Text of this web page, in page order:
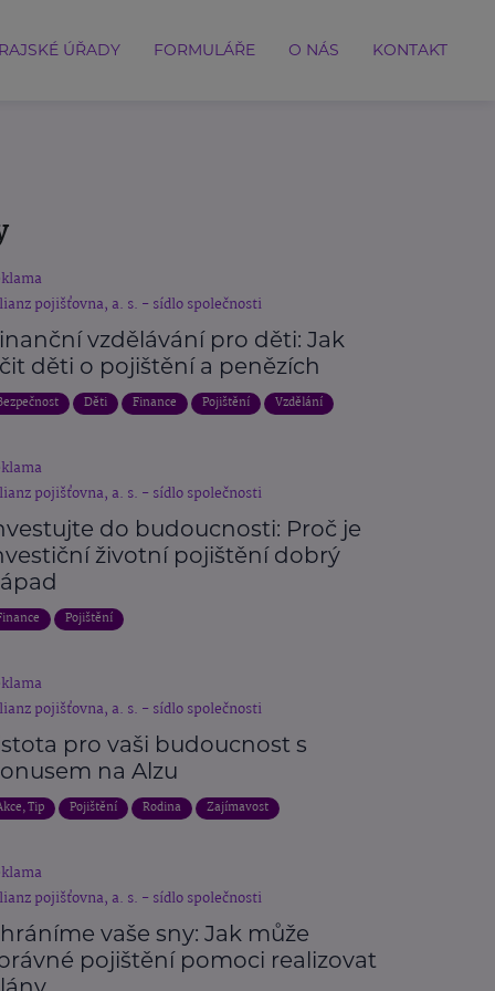
ÚŘADY FORMULÁŘE O NÁS KONTAKT
pojišťovna, a. s. - sídlo společnosti
vzdělávání pro děti: Jak
děti o pojištění a penězích
Děti Finance Pojištění Vzdělání
pojišťovna, a. s. - sídlo společnosti
do budoucnosti: Proč je
životní pojištění dobrý
Pojištění
pojišťovna, a. s. - sídlo společnosti
pro vaši budoucnost s
na Alzu
Tip Pojištění Rodina Zajímavost
pojišťovna, a. s. - sídlo společnosti
vaše sny: Jak může
pojištění pomoci realizovat